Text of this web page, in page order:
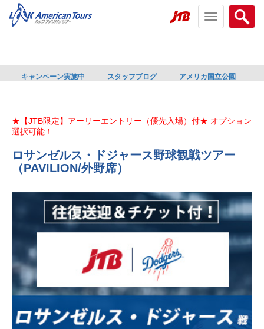
Search
menu
Toggle
navigation
キャンペーン実施中 スタッフブログ アメリカ国立公園
★【JTB限定】アーリーエントリー（優先入場）付★ オプション
選択可能！
ロサンゼルス・ドジャース野球観戦ツアー
（PAVILION/外野席）